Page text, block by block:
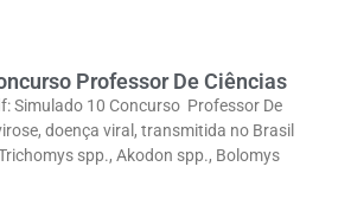
Professor De Ciências
Simulado 10 Concurso Professor De
doença viral, transmitida no Brasil
spp., Akodon spp., Bolomys